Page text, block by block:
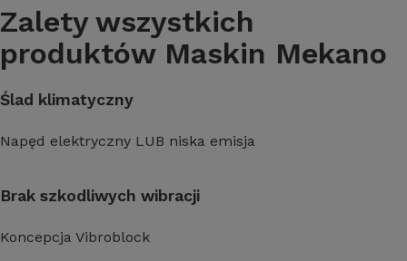
Zalety wszystkich
produktów Maskin Mekano
Ślad klimatyczny
Napęd elektryczny LUB niska emisja
Brak szkodliwych wibracji
Koncepcja Vibroblock